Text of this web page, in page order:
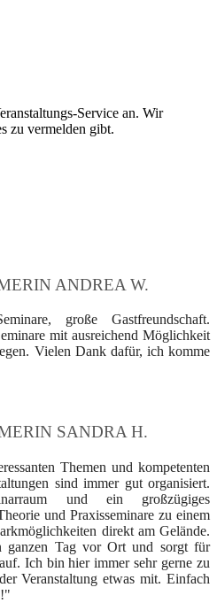
Service an. Wir
zu vermelden gibt.
ANDREA W.
große Gastfreundschaft.
mit ausreichend Möglichkeit
Vielen Dank dafür, ich komme
SANDRA H.
Themen und kompetenten
sind immer gut organisiert.
und ein großzügiges
und Praxisseminare zu einem
direkt am Gelände.
ganzen Tag vor Ort und sorgt für
Ich bin hier immer sehr gerne zu
Veranstaltung etwas mit. Einfach